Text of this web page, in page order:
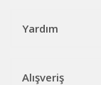
Yardım
Alışveriş